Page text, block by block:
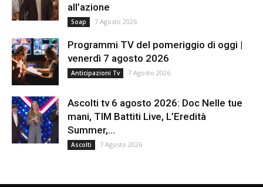
all’azione
Soap 7 Agosto 2026
Programmi TV del pomeriggio di oggi |
venerdì 7 agosto 2026
Anticipazioni Tv 7 Agosto 2026
Ascolti tv 6 agosto 2026: Doc Nelle tue
mani, TIM Battiti Live, L’Eredità
Summer,...
Ascolti 7 Agosto 2026